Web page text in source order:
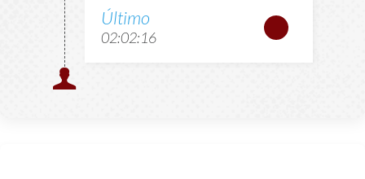
Último
02:02:16